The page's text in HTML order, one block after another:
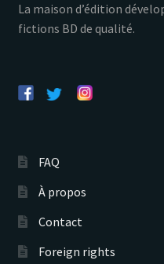
La maison d’édition
fictions BD de qualité.
FAQ
À propos
Contact
Foreign rights